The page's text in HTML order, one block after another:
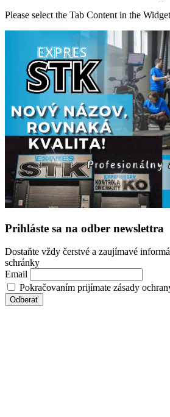
Please select the Tab Content in the
Prihláste sa na odber newslettra
Dostaňte vždy čerstvé a zaujímavé
schránky
Email
Pokračovaním prijímate zásady